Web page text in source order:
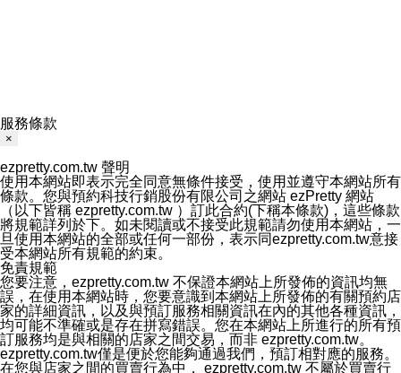
服務條款
×
ezpretty.com.tw 聲明
使用本網站即表示完全同意無條件接受，使用並遵守本網站所有
條款。您與預約科技行銷股份有限公司之網站 ezPretty 網站
（以下皆稱 ezpretty.com.tw ）訂此合約(下稱本條款)，這些條款
將規範詳列於下。如未閱讀或不接受此規範請勿使用本網站，一
旦使用本網站的全部或任何一部份，表示同ezpretty.com.tw意接
受本網站所有規範的約束。
免責規範
您要注意，ezpretty.com.tw 不保證本網站上所發佈的資訊均無
誤，在使用本網站時，您要意識到本網站上所發佈的有關預約店
家的詳細資訊，以及與預訂服務相關資訊在內的其他各種資訊，
均可能不準確或是存在拼寫錯誤。您在本網站上所進行的所有預
訂服務均是與相關的店家之間交易，而非 ezpretty.com.tw。
ezpretty.com.tw僅是便於您能夠通過我們，預訂相對應的服務。
在您與店家之間的買賣行為中， ezpretty.com.tw 不屬於買賣行